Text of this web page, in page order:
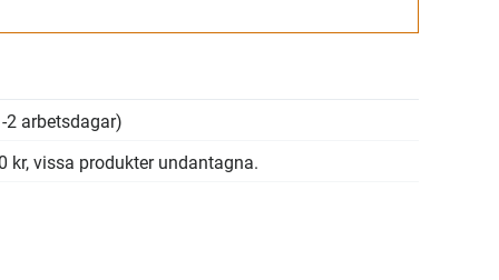
2 arbetsdagar)
kr, vissa produkter undantagna.